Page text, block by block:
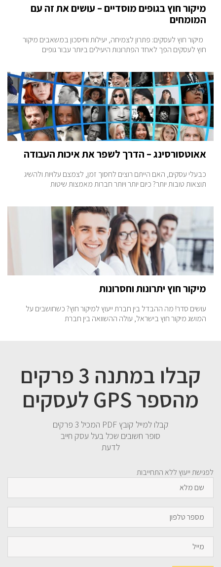
מיקור חוץ בגופים מוסדיים – עושים את זה עם
המומחים
מיקור חוץ לעסקים: פתרון לצמיחה, יעילות וחיסכון במשאבים מיקור
חוץ לעסקים הפך לאחד הפתרונות היעילים ביותר עבור גופים
אאוטסורסינג – הדרך לשפר את איכות העבודה
כבעלי עסקים, האם הייתם רוצים לחסוך זמן, לצמצם עלויות ולהשיג
תוצאות טובות יותר? כיום יותר ויותר חברות מאמצות שיטות
מיקור חוץ יתרונות וחסרונות
עושים סדר! מה ההבדל בין חברת ייעוץ למיקור חוץ? כשחושבים על
המושג מיקור חוץ בישראל, עולה ההשוואה בין חברת
קבלו במתנה 3 פרקים
מהספר GPS לעסקים
קבלו למייל קובץ PDF המכיל 3 פרקים
סופר חשובים שכל בעל עסק חייב
לדעת
לפגישת ייעוץ ללא התחייבות